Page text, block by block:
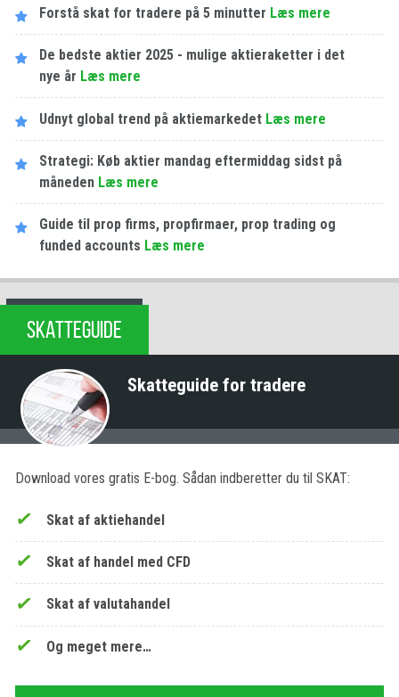
Forstå skat for tradere på 5 minutter Læs mere
De bedste aktier 2025 - mulige aktieraketter i det
nye år Læs mere
Udnyt global trend på aktiemarkedet Læs mere
Strategi: Køb aktier mandag eftermiddag sidst på
måneden Læs mere
Guide til prop firms, propfirmaer, prop trading og
funded accounts Læs mere
SKATTEGUIDE
Skatteguide for tradere
Download vores gratis E-bog. Sådan indberetter du til SKAT:
Skat af aktiehandel
Skat af handel med CFD
Skat af valutahandel
Og meget mere…